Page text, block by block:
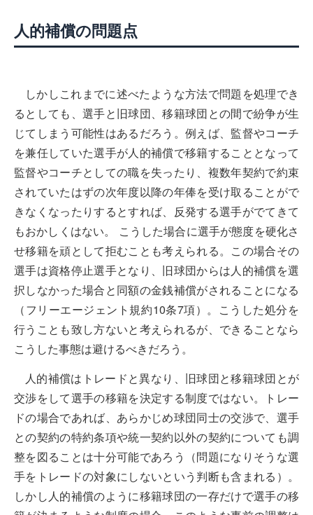
人的補償の問題点
しかしこれまでに述べたような方法で問題を処理でき
るとしても、選手と旧球団、移籍球団との間で紛争が生
じてしまう可能性はあるだろう。例えば、監督やコーチ
を兼任していた選手が人的補償で移籍することとなって
監督やコーチとしての職を失ったり、複数年契約で約束
されていたはずの次年度以降の年俸を受け取ることがで
きなくなったりするとすれば、反発する選手がでてきて
もおかしくはない。 こうした場合に選手が態度を硬化さ
せ移籍を頑として拒むことも考えられる。この場合その
選手は資格停止選手となり、旧球団からは人的補償を選
択しなかった場合と同額の金銭補償がされることになる
（フリーエージェント規約10条7項）。こうした処分を
行うことも致し方ないと考えられるが、できることなら
こうした事態は避けるべきだろう。
人的補償はトレードと異なり、旧球団と移籍球団とが
交渉をして選手の移籍を決定する制度ではない。トレー
ドの場合であれば、あらかじめ球団同士の交渉で、選手
との契約の特約条項や統一契約以外の契約についても調
整を図ることは十分可能であろう（問題になりそうな選
手をトレードの対象にしないという判断も含まれる）。
しかし人的補償のように移籍球団の一存だけで選手の移